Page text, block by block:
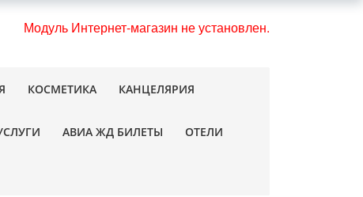
Модуль Интернет-магазин не установлен.
КОСМЕТИКА КАНЦЕЛЯРИЯ
АВИА ЖД БИЛЕТЫ ОТЕЛИ